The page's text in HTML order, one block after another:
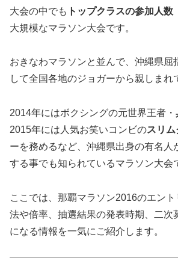
大会の中でも トップクラスの参加人数
大規模なマラソン大会です。
おきなわマラソンと並んで、沖縄県屈
して全国各地のジョガーから親しまれ
2014年にはボクシングの元世界王者・
2015年には人気お笑いコンビのスリ
ーを務めるなど、 沖縄県出身の有名人
する事でも知られているマラソン大会
ここでは、那覇マラソン2016のエン
法や倍率、抽選結果の発表時期、二次
になる情報を一気にご紹介します。